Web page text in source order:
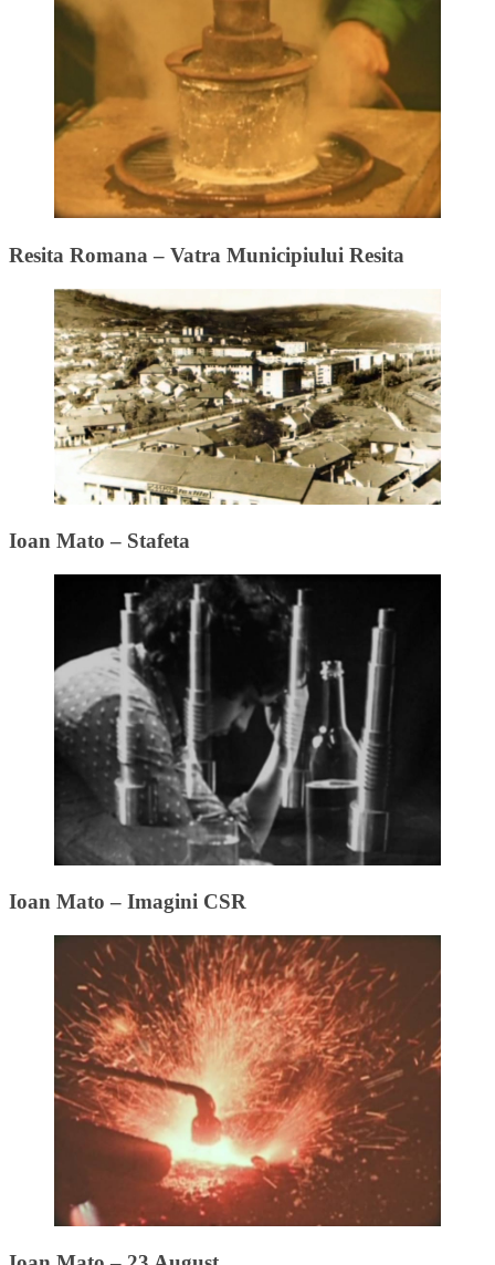
Resita Romana – Vatra Municipiului Resita
Ioan Mato – Stafeta
Ioan Mato – Imagini CSR